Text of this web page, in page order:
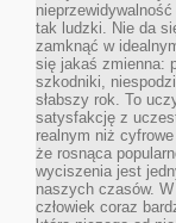
tak ludzki. Nie da
zamknąć w
się jakaś zmienna:
szkodniki,
słabszy rok. To
satysfakcję z
realnym niż
że rosnąca
wyciszenia jest
naszych czasów.
człowiek coraz